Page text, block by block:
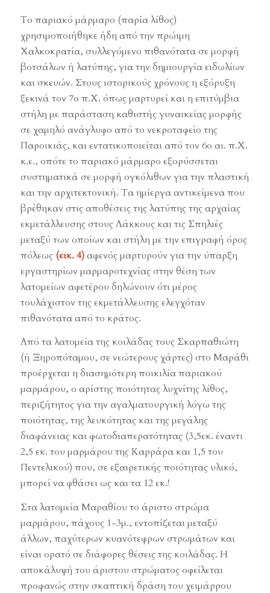
Το παριακό μάρμαρο (παρία λίθος)
χρησιμοποιήθηκε ήδη από την πρώιμη
Χαλκοκρατία, συλλεγόμενο πιθανότατα σε μορφή
βοτσάλων ή λατύπης, για την δημιουργία ειδωλίων
και σκευών. Στους ιστορικούς χρόνους η εξόρυξη
ξεκινά τον 7ο π.Χ. όπως μαρτυρεί και η επιτύμβια
στήλη με παράσταση καθιστής γυναικείας μορφής
σε χαμηλό ανάγλυφο από το νεκροταφείο της
Παροικιάς, και εντατικοποιείται από τον 6ο αι. π.Χ.
κ.ε., οπότε το παριακό μάρμαρο εξορύσσεται
συστηματικά σε μορφή ογκόλιθων για την πλαστική
και την αρχιτεκτονική. Τα ημίεργα αντικείμενα που
βρέθηκαν στις αποθέσεις της λατύπης της αρχαίας
εκμετάλλευσης στους Λάκκους και τις Σπηλιές
μεταξύ των οποίων και στήλη με την επιγραφή όρος
πόλεως (εικ. 4)αφενός μαρτυρούν για την ύπαρξη
εργαστηρίων μαρμαροτεχνίας στην θέση των
λατομείων αφετέρου δηλώνουν ότι μέρος
τουλάχιστον της εκμετάλλευσης ελεγχόταν
πιθανότατα από το κράτος.
Από τα λατομεία της κοιλάδας τους Σκαρπαθιώτη
(ή Ξηροπόταμου, σε νεώτερους χάρτες) στο Μαράθι
προέρχεται η διασημότερη ποικιλία παριακού
μαρμάρου, ο αρίστης ποιότητας λυχνίτης λίθος,
περιζήτητος για την αγαλματουργική λόγω της
ποιότητας, της λευκότητας και της μεγάλης
διαφάνειας και φωτοδιαπερατότητας (3,5εκ. έναντι
2,5 εκ. του μαρμάρου της Καρράρα και 1,5 του
Πεντελικού) που, σε εξαιρετικής ποιότητας υλικό,
μπορεί να φθάσει ως και τα 12 εκ.!
Στα λατομεία Μαραθίου το άριστο στρώμα
μαρμάρου, πάχους 1-3μ., εντοπίζεται μεταξύ
άλλων, παχύτερων κυανότεφρων στρωμάτων και
είναι ορατό σε διάφορες θέσεις της κοιλάδας. Η
αποκάλυψή του άριστου στρώματος οφείλεται
προφανώς στην σκαπτική δράση του χειμάρρου